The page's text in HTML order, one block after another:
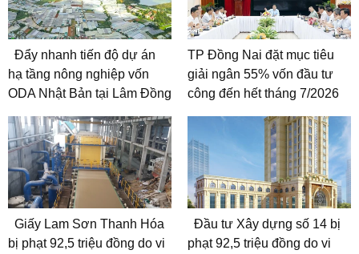
Đẩy nhanh tiến độ dự án
hạ tầng nông nghiệp vốn
ODA Nhật Bản tại Lâm Đồng
TP Đồng Nai đặt mục tiêu
giải ngân 55% vốn đầu tư
công đến hết tháng 7/2026
Giấy Lam Sơn Thanh Hóa
bị phạt 92,5 triệu đồng do vi
Đầu tư Xây dựng số 14 bị
phạt 92,5 triệu đồng do vi